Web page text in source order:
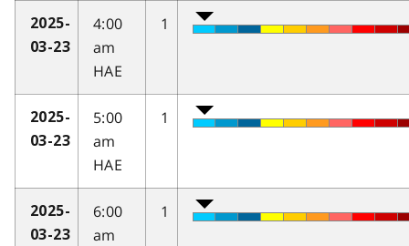
2025-
03-23
4:00
am
HAE
1
2025-
03-23
5:00
am
HAE
1
2025-
03-23
6:00
am
1